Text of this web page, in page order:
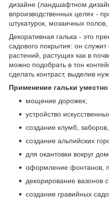
дизайне (ландшафтном
впроизводственных целях -
штукатурок, мозаичных полов,
Декоративная галька - это
садового покрытия: он
растений, растущих как в
можно подобрать в тон
сделать контраст, выделив
Применение гальки
мощение дорожек;
устройство
создание клумб,
создание альпийских
для окантовки вокруг
оформление фонтанов,
декорирование вазонов
создание гравийных